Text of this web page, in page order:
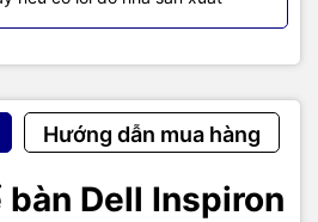
Hướng dẫn mua hàng
Dell Inspiron